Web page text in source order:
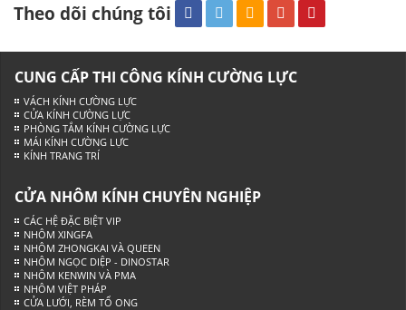
Theo dõi chúng tôi
CUNG CẤP THI CÔNG KÍNH CƯỜNG LỰC
VÁCH KÍNH CƯỜNG LỰC
CỬA KÍNH CƯỜNG LỰC
PHÒNG TẮM KÍNH CƯỜNG LỰC
MÁI KÍNH CƯỜNG LỰC
KÍNH TRANG TRÍ
CỬA NHÔM KÍNH CHUYÊN NGHIỆP
CÁC HỆ ĐẶC BIỆT VIP
NHÔM XINGFA
NHÔM ZHONGKAI VÀ QUEEN
NHÔM NGỌC DIỆP - DINOSTAR
NHÔM KENWIN VÀ PMA
NHÔM VIỆT PHÁP
CỬA LƯỚI, RÈM TỔ ONG